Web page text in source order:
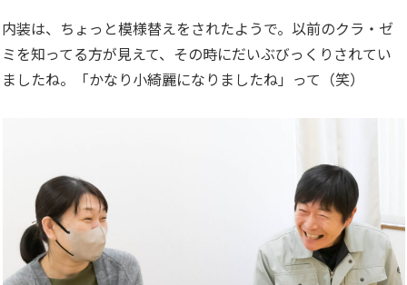
内装は、ちょっと模様替えをされたようで。以前のクラ・ゼ
ミを知ってる方が見えて、その時にだいぶびっくりされてい
ましたね。「かなり小綺麗になりましたね」って（笑）